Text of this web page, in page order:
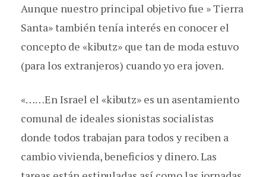
Aunque nuestro principal objetivo fue » Tierra
Santa» también tenía interés en conocer el
concepto de «kibutz» que tan de moda estuvo
(para los extranjeros) cuando yo era joven.
«……En Israel el «kibutz» es un asentamiento
comunal de ideales sionistas socialistas
donde todos trabajan para todos y reciben a
cambio vivienda, beneficios y dinero. Las